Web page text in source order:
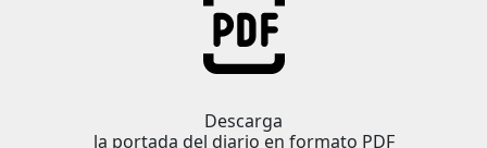
Descarga
la portada del diario en formato PDF